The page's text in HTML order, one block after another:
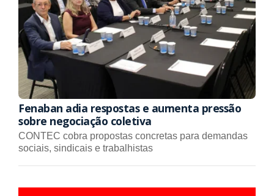
Fenaban adia respostas e aumenta pressão
sobre negociação coletiva
CONTEC cobra propostas concretas para demandas
sociais, sindicais e trabalhistas